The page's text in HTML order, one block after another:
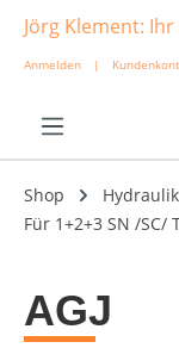
springen
Jörg Klement:
Anmelden |
Shop Hydraulik
Für 1+2+3 SN /SC/
AGJ